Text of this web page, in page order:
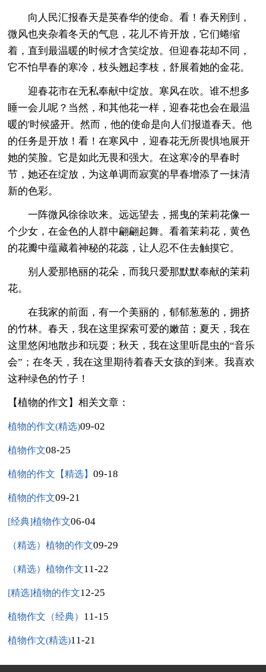
向人民汇报春天是英春华的使命。看！春天刚到，
微风也夹杂着冬天的气息，花儿不肯开放，它们蜷缩
着，直到最温暖的时候才含笑绽放。但迎春花却不同，
它不怕早春的寒冷，枝头翘起李枝，舒展着她的金花。
迎春花市在无私奉献中绽放。寒风在吹。谁不想多
睡一会儿呢？当然，和其他花一样，迎春花也会在最温
暖的'时候盛开。然而，他的使命是向人们报道春天。他
的任务是开放！看！在寒风中，迎春花无所畏惧地展开
她的笑脸。它是如此无畏和强大。在这寒冷的早春时
节，她还在绽放，为这单调而寂寞的早春增添了一抹清
新的色彩。
一阵微风徐徐吹来。远远望去，摇曳的茉莉花像一
个少女，在金色的人群中翩翩起舞。看着茉莉花，黄色
的花瓣中蕴藏着神秘的花蕊，让人忍不住去触摸它。
别人爱那艳丽的花朵，而我只爱那默默奉献的茉莉
花。
在我家的前面，有一个美丽的，郁郁葱葱的，拥挤
的竹林。春天，我在这里探索可爱的嫩苗；夏天，我在
这里悠闲地散步和玩耍；秋天，我在这里听昆虫的“音乐
会”；在冬天，我在这里期待着春天女孩的到来。我喜欢
这种绿色的竹子！
【植物的作文】相关文章：
植物的作文(精选)09-02
植物作文08-25
植物的作文【精选】09-18
植物的作文09-21
[经典]植物作文06-04
（精选）植物的作文09-29
（精选）植物作文11-22
[精选]植物的作文12-25
植物作文（经典） 11-15
植物作文(精选)11-21